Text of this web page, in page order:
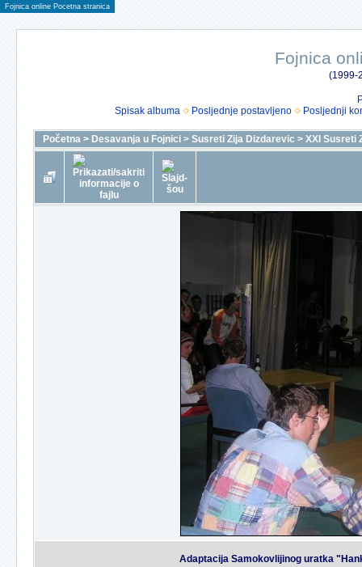
Fojnica online Pocetna stranica
Fojnica
(1999-
Spisak albuma
Posljednje postavljeno Posljednji
Početna > Desavanja u Fojnici > Susreti Zija Dizdarevic > XXI Susreti
Adaptacija Samokovlijinog uratka